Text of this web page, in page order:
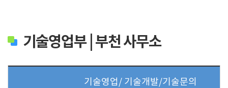
기술영업부 | 부천 사무소
기술영업/ 기술개발/기술문의